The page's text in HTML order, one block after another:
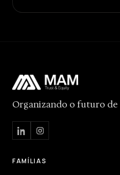
Organizando o futuro de
FAMÍLIAS